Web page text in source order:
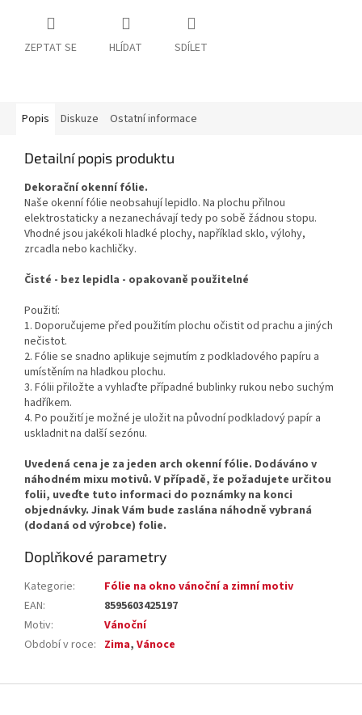
ZEPTAT SE HLÍDAT SDÍLET
Popis Diskuze Ostatní informace
Detailní popis produktu
Dekorační okenní fólie.
Naše okenní fólie neobsahují lepidlo. Na plochu přilnou
elektrostaticky a nezanechávají tedy po sobě žádnou stopu.
Vhodné jsou jakékoli hladké plochy, například sklo, výlohy,
zrcadla nebo kachličky.
Čisté - bez lepidla - opakovaně použitelné
Použití:
1. Doporučujeme před použitím plochu očistit od prachu a jiných
nečistot.
2. Fólie se snadno aplikuje sejmutím z podkladového papíru a
umístěním na hladkou plochu.
3. Fólii přiložte a vyhlaďte případné bublinky rukou nebo suchým
hadříkem.
4. Po použití je možné je uložit na původní podkladový papír a
uskladnit na další sezónu.
Uvedená cena je za jeden arch okenní fólie. Dodáváno v
náhodném mixu motivů. V případě, že požadujete určitou
folii, uveďte tuto informaci do poznámky na konci
objednávky. Jinak Vám bude zaslána náhodně vybraná
(dodaná od výrobce) folie.
Doplňkové parametry
Kategorie:
Fólie na okno vánoční a zimní motiv
EAN:
8595603425197
Motiv:
Vánoční
Období v roce: Zima, Vánoce